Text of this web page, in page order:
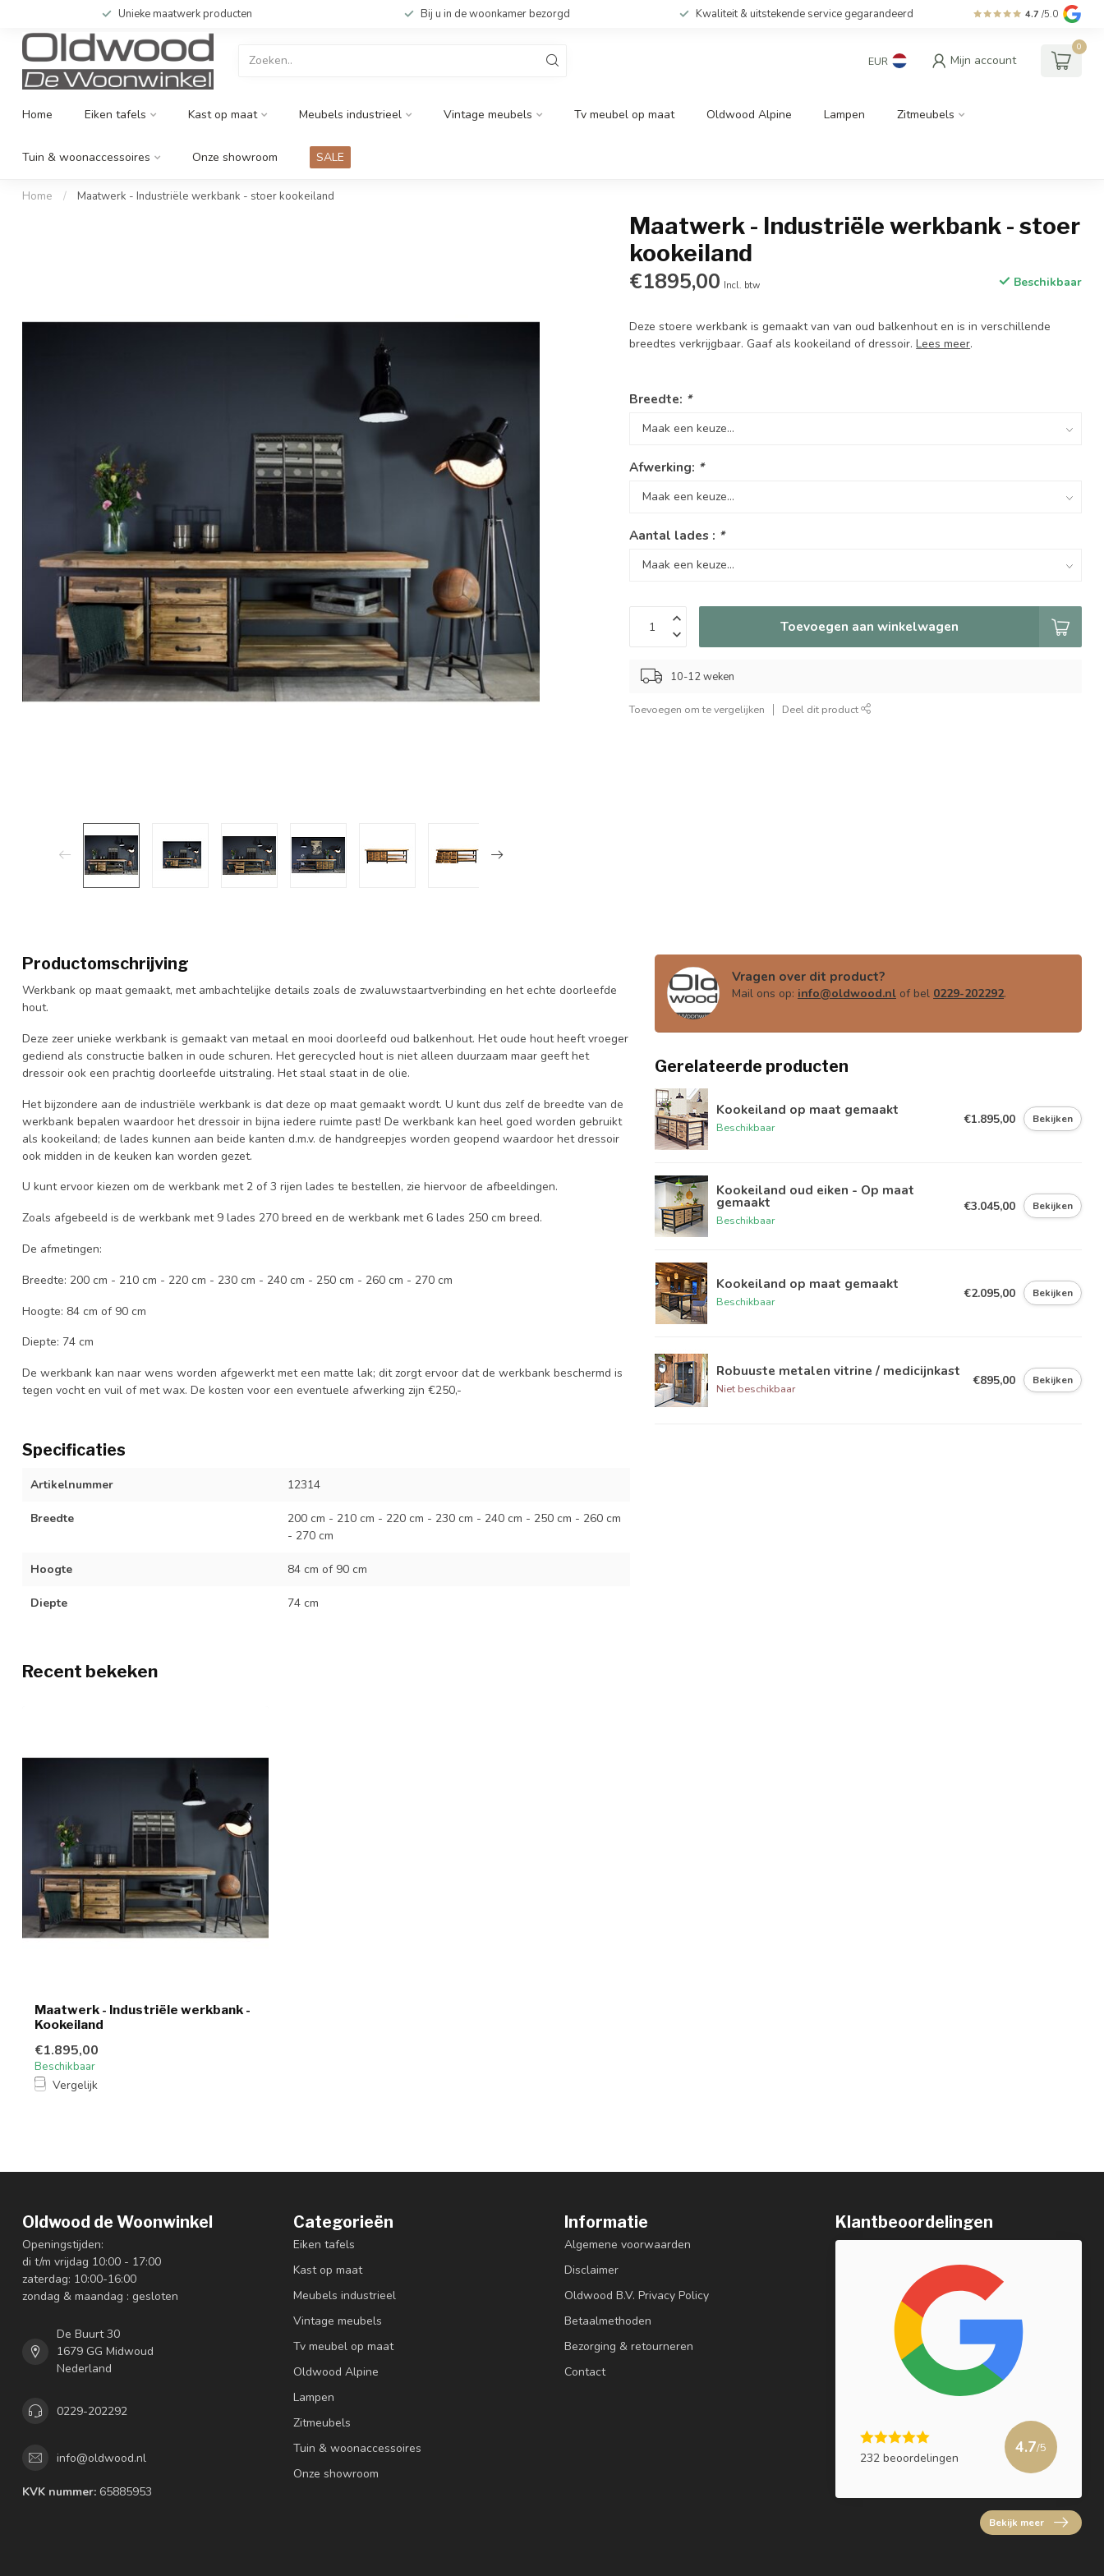
Unieke maatwerk producten Bij u in de woonkamer bezorgd Kwaliteit & uitstekende service gegarandeerd 4.7 /5.0
EUR Mijn account
0
Home Eiken tafels Kast op maat Meubels industrieel Vintage meubels Tv meubel op maat Oldwood Alpine Lampen Zitmeubels
Tuin & woonaccessoires Onze showroom SALE
Home / Maatwerk - Industriële werkbank - stoer kookeiland
Maatwerk - Industriële werkbank - stoer
kookeiland
€1895,00 Incl. btw Beschikbaar
Deze stoere werkbank is gemaakt van van oud balkenhout en is in verschillende
breedtes verkrijgbaar. Gaaf als kookeiland of dressoir.Lees meer.
Breedte: *
Afwerking: *
Aantal lades : *
Toevoegen aan winkelwagen
10-12 weken
Toevoegen om te vergelijken Deel dit product
Productomschrijving
Werkbank op maat gemaakt, met ambachtelijke details zoals de zwaluwstaartverbinding en het echte doorleefde
hout.
Deze zeer unieke werkbank is gemaakt van metaal en mooi doorleefd oud balkenhout. Het oude hout heeft vroeger
gediend als constructie balken in oude schuren. Het gerecycled hout is niet alleen duurzaam maar geeft het
dressoir ook een prachtig doorleefde uitstraling. Het staal staat in de olie.
Het bijzondere aan de industriële werkbank is dat deze op maat gemaakt wordt. U kunt dus zelf de breedte van de
werkbank bepalen waardoor het dressoir in bijna iedere ruimte past! De werkbank kan heel goed worden gebruikt
als kookeiland; de lades kunnen aan beide kanten d.m.v. de handgreepjes worden geopend waardoor het dressoir
ook midden in de keuken kan worden gezet.
U kunt ervoor kiezen om de werkbank met 2 of 3 rijen lades te bestellen, zie hiervoor de afbeeldingen.
Zoals afgebeeld is de werkbank met 9 lades 270 breed en de werkbank met 6 lades 250 cm breed.
De afmetingen:
Breedte: 200 cm - 210 cm - 220 cm - 230 cm - 240 cm - 250 cm - 260 cm - 270 cm
Hoogte: 84 cm of 90 cm
Diepte: 74 cm
De werkbank kan naar wens worden afgewerkt met een matte lak; dit zorgt ervoor dat de werkbank beschermd is
tegen vocht en vuil of met wax. De kosten voor een eventuele afwerking zijn €250,-
Specificaties
Artikelnummer 12314
Breedte
200 cm - 210 cm - 220 cm - 230 cm - 240 cm - 250 cm - 260 cm
- 270 cm
Hoogte 84 cm of 90 cm
Diepte 74 cm
Vragen over dit product?
Mail ons op: info@oldwood.nl of bel 0229-202292.
Gerelateerde producten
Kookeiland op maat gemaakt
Beschikbaar
€1.895,00 Bekijken
Kookeiland oud eiken - Op maat
gemaakt
Beschikbaar
€3.045,00 Bekijken
Kookeiland op maat gemaakt
Beschikbaar
€2.095,00 Bekijken
Robuuste metalen vitrine / medicijnkast
Niet beschikbaar
€895,00 Bekijken
Recent bekeken
Maatwerk - Industriële werkbank -
Kookeiland
€1.895,00
Beschikbaar
Vergelijk
Oldwood de Woonwinkel
Openingstijden:
di t/m vrijdag 10:00 - 17:00
zaterdag: 10:00-16:00
zondag & maandag : gesloten
De Buurt 30
1679 GG Midwoud
Nederland
0229-202292
info@oldwood.nl
KVK nummer: 65885953
Categorieën
Eiken tafels
Kast op maat
Meubels industrieel
Vintage meubels
Tv meubel op maat
Oldwood Alpine
Lampen
Zitmeubels
Tuin & woonaccessoires
Onze showroom
Informatie
Algemene voorwaarden
Disclaimer
Oldwood B.V. Privacy Policy
Betaalmethoden
Bezorging & retourneren
Contact
Klantbeoordelingen
232 beoordelingen
4.7/5
Bekijk meer